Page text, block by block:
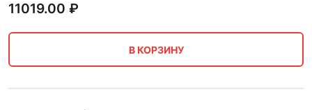
11019.00 ₽
В КОРЗИНУ